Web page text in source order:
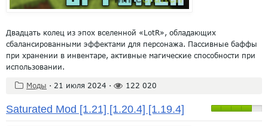
Двадцать колец из эпох вселенной «LotR», обладающих
сбалансированными эффектами для персонажа. Пассивные баффы
при хранении в инвентаре, активные магические способности при
использовании.
Моды · 21 июля 2024 · 122 020
Saturated Mod [1.21] [1.20.4] [1.19.4]